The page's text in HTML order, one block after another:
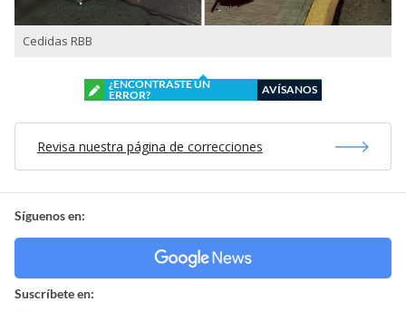
Cedidas RBB
¿ENCONTRASTE UN
ERROR?
AVÍSANOS
Revisa nuestra página de correcciones
Síguenos en:
Suscríbete en: